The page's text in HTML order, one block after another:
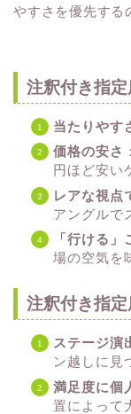
やすさを優先する
注釈付き指
当たりやす
価格の安さ
円ほど安い
レアな視点
アングルで
「行ける
場の空気を
注釈付き指
ステージ演
ン越しに見
満足度に個
置によって